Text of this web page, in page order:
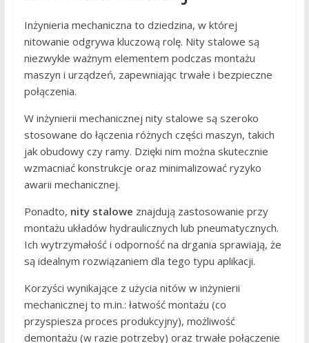
Inżynieria mechaniczna to dziedzina, w której
nitowanie odgrywa kluczową rolę. Nity stalowe są
niezwykle ważnym elementem podczas montażu
maszyn i urządzeń, zapewniając trwałe i bezpieczne
połączenia.
W inżynierii mechanicznej nity stalowe są szeroko
stosowane do łączenia różnych części maszyn, takich
jak obudowy czy ramy. Dzięki nim można skutecznie
wzmacniać konstrukcje oraz minimalizować ryzyko
awarii mechanicznej.
Ponadto, nity stalowe znajdują zastosowanie przy
montażu układów hydraulicznych lub pneumatycznych.
Ich wytrzymałość i odporność na drgania sprawiają, że
są idealnym rozwiązaniem dla tego typu aplikacji.
Korzyści wynikające z użycia nitów w inżynierii
mechanicznej to m.in.: łatwość montażu (co
przyspiesza proces produkcyjny), możliwość
demontażu (w razie potrzeby) oraz trwałe połączenie